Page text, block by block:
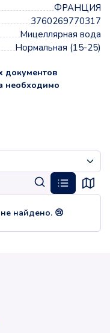
ФРАНЦИЯ
3760269770317
Мицеллярная вода
Нормальная (15-25)
документов
необходимо
найдено. 😢